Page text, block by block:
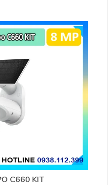
C660 KIT